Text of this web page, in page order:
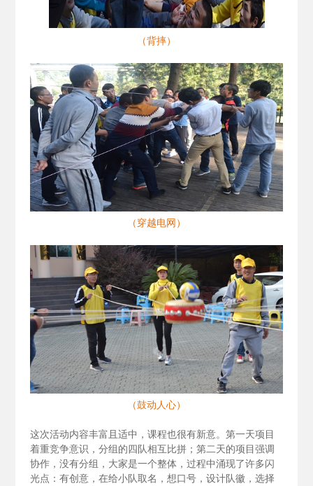
（背摔）
（穿越电网）
（鼓动人心）
这次活动内容丰富且适中，课程也很有新意。第一天项目
着重竞争意识，分组的四队相互比拼；第二天的项目强调
协作，没有分组，大家是一个整体，过程中涌现了许多闪
光点：有创意，在给小队取名，想口号，设计队徽，选择